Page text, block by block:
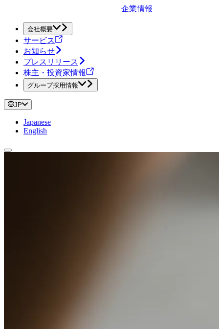
企業情報
会社概要
サービス
お知らせ
プレスリリース
株主・投資家情報
グループ採用情報
JP
Japanese
English